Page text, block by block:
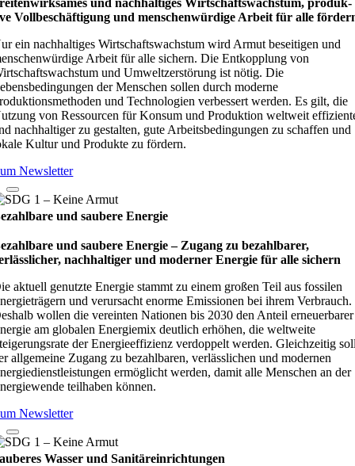
Vollbe­schäf­ti­gung und men­schen­wür­dige Arbeit für alle
ein nachhaltiges Wirtschaftswachstum wird Armut beseitigen und
Arbeit für alle sichern. Die Entkopplung von
und Umweltzerstörung ist nötig. Die
der Menschen sollen durch moderne
und Technologien verbessert werden. Es gilt, die
von Ressourcen für Konsum und Produktion weltweit
nachhaltiger zu gestalten, gute Arbeitsbedingungen zu schaffen und
Kultur und Produkte zu fördern.
Newsletter
und saubere Energie
und saubere Energie – Zugang zu bezahlbarer,
nachhaltiger und moderner Energie für alle sichern
aktuell genutzte Energie stammt zu einem großen Teil aus fossilen
und verursacht enorme Emissionen bei ihrem Verbrauch.
wollen die vereinten Nationen bis 2030 den Anteil erneuerbarer
am globalen Energiemix deutlich erhöhen, die weltweite
der Energieeffizienz verdoppelt werden. Gleichzeitig
allgemeine Zugang zu bezahlbaren, verlässlichen und modernen
ermöglicht werden, damit alle Menschen an der
teilhaben können.
Newsletter
Wasser und Sanitäreinrichtungen